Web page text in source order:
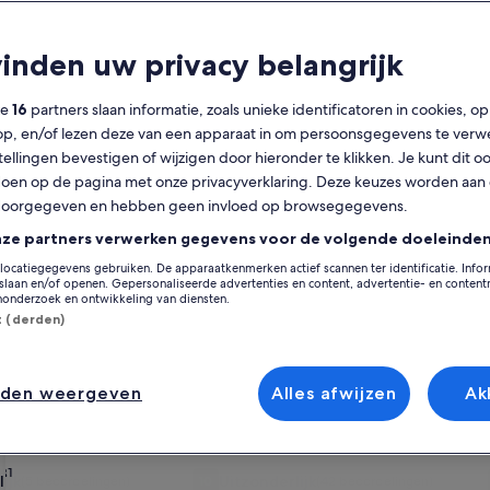
De
maanden
zijn
August
2026
en
September
MaMaandag
DiDinsdag
Wo Woensdag
DoDonderdag
VrVrijdag
Za Zaterdag
ZoZondag
3 4 5 6 7 8 9
11
23
30
31
MaMaandag
Di
7 8 9
21 22 23
28 29
andere vakantiehuizen in Shanklin die perfect zijn voor jouw
zoals parkeermogelijkheden en airconditioning. Je
roken niet is toegestaan tot plekken met
kortingen – Shanklin
barn in rural location with views of the surrounding
Self catering flat, parking, 4 min
uw privacy belangrijk
16 partners slaan informatie, zoals unieke identificatoren in cookies,
en/of lezen deze van een apparaat in om persoonsgegevens te
bevestigen of wijzigen door hieronder te klikken. Je kunt dit
op de pagina met onze privacyverklaring. Deze keuzes worden aan
en hebben geen invloed op browsegegevens.
partners verwerken gegevens voor de volgende
gebruiken. De apparaatkenmerken actief scannen ter identificatie.
en/of openen. Gepersonaliseerde advertenties en content, advertentie- en
en ontwikkeling van diensten.
(derden)
weergeven Alles afwijzen